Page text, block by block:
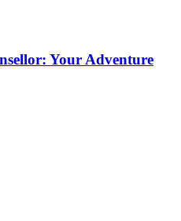
Your Adventure